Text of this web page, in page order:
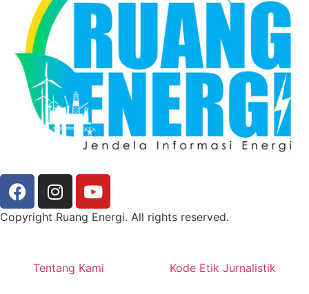
Copyright Ruang Energi. All rights reserved.
Tentang Kami Kode Etik Jurnalistik